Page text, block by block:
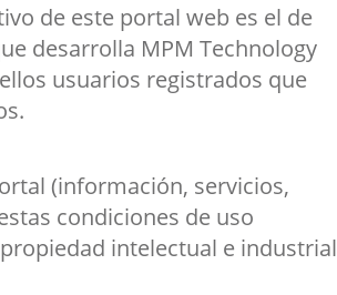
de este portal web es el de
desarrolla MPM Technology
usuarios registrados que
(información, servicios,
condiciones de uso
intelectual e industrial